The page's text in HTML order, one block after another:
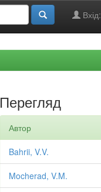
Вхід:
Перегляд
Автор
Bahrii, V.V.
Mocherad, V.M.